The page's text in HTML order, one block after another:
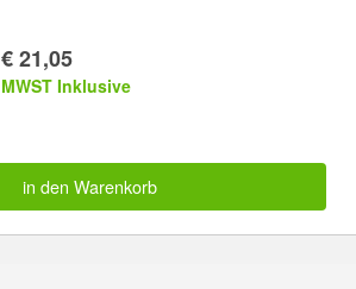
€ 21,05
MWST Inklusive
in den Warenkorb